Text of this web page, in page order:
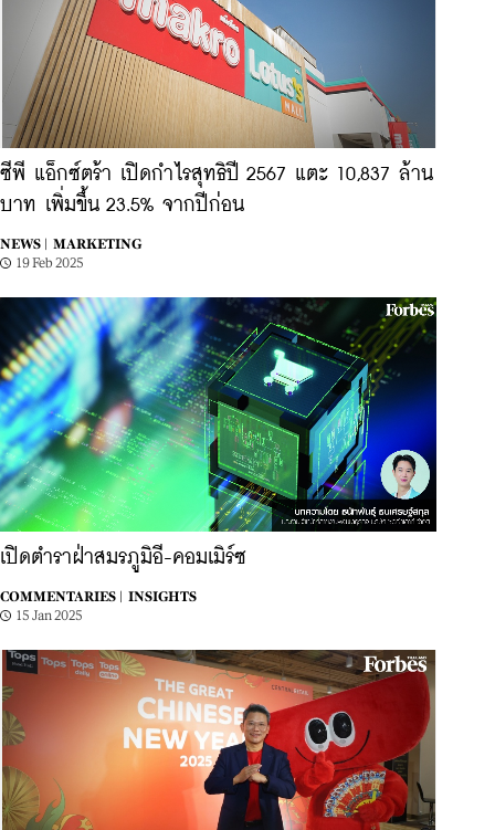
ซีพี แอ็กซ์ตร้า เปิดกำไรสุทธิปี 2567 แตะ 10,837 ล้าน
บาท เพิ่มขึ้น 23.5% จากปีก่อน
NEWS |
MARKETING
19 Feb 2025
เปิดตำราฝ่าสมรภูมิอี-คอมเมิร์ซ
COMMENTARIES |
INSIGHTS
15 Jan 2025